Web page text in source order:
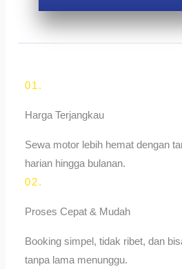
01.
Harga Terjangkau
Sewa motor lebih hemat dengan
harian hingga bulanan.
02.
Proses Cepat & Mudah
Booking simpel, tidak ribet, dan
tanpa lama menunggu.